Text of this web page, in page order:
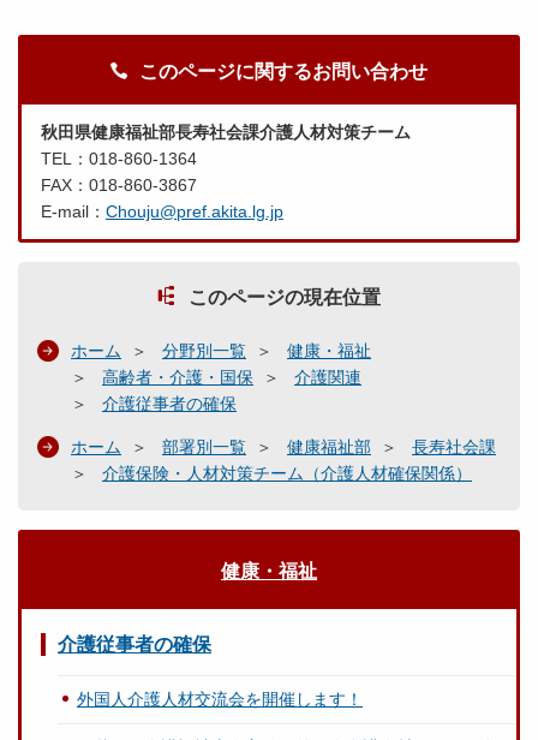
このページに関するお問い合わせ
秋田県健康福祉部長寿社会課介護人材対策チーム
TEL：018-860-1364
FAX：018-860-3867
E-mail： Chouju@pref.akita.lg.jp
このページの現在位置
ホーム 分野別一覧
健康・福祉
高齢者・介護・国保
介護関連
介護従事者の確保
ホーム 部署別一覧 健康福祉部
長寿社会課
介護保険・人材対策チーム（介護人材確保関係）
健康・福祉
介護従事者の確保
外国人介護人材交流会を開催します！